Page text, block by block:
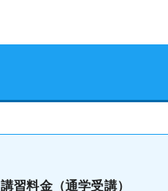
講習料金（通学受講）